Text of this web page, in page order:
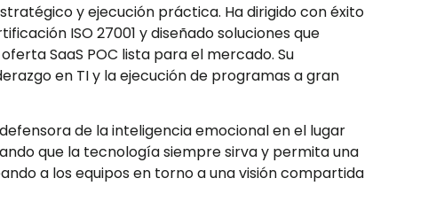
y ejecución práctica. Ha dirigido con éxito
ISO 27001 y diseñado soluciones que
SaaS POC lista para el mercado. Su
en TI y la ejecución de programas a gran
de la inteligencia emocional en el lugar
que la tecnología siempre sirva y permita una
a los equipos en torno a una visión compartida